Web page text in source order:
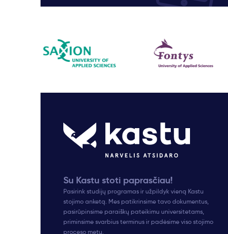
Su Kastu stoti paprasčiau!
Pasirink studijų programas ir užpildyk vieną Kastu
stojimo anketą. Mes patikrinsime tavo dokumentus,
pasirūpinsime paraiškų pateikimu universitetams,
priminsime svarbius terminus ir padėsime viso stojimo
proceso metu.